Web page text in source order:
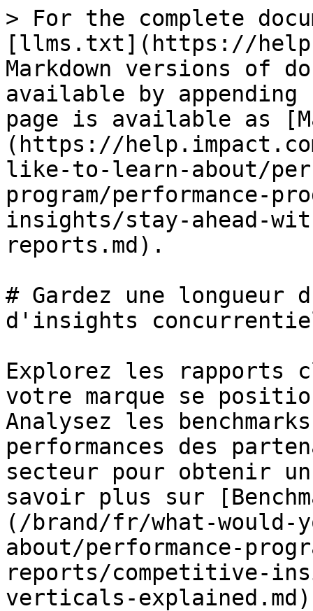
> For the complete
[llms.txt](https://
Markdown versions of
available by
page is available as
(https://
like-to-learn-about/
program/performance-
insights/stay-ahead-
reports.md).
# Gardez une longueur
d'insights
Explorez les rapports
votre marque se
Analysez les
performances des
secteur pour obtenir
savoir plus sur
(/brand/fr/what-
about/performance-
reports/competitive-
verticals-